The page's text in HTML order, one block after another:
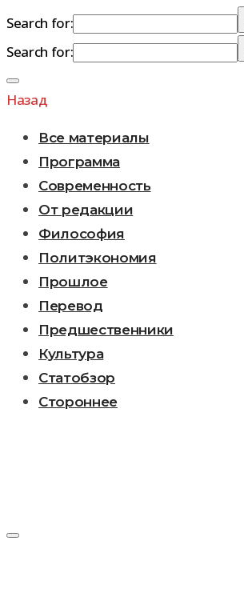
Search for:
Search for:
Перейти
к
Назад
Все материалы
Программа
Современность
От редакции
Философия
Политэкономия
Прошлое
Перевод
Предшественники
Культура
Статобзор
Стороннее